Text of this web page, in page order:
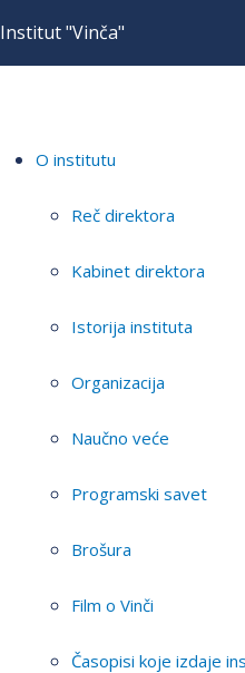
Institut "Vinča"
O institutu
Reč direktora
Kabinet direktora
Istorija instituta
Organizacija
Naučno veće
Programski savet
Brošura
Film o Vinči
Časopisi koje izdaje